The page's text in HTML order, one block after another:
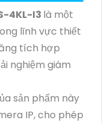
4KL-I3 là một
lĩnh vực thiết
tích hợp
nghiệm giám
sản phẩm này
IP, cho phép